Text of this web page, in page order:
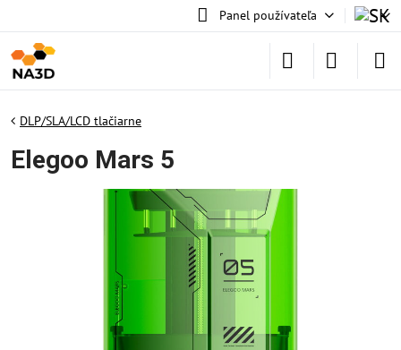
Panel používateľa
DLP/SLA/LCD tlačiarne
Elegoo Mars 5